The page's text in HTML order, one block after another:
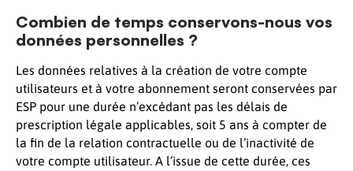
Combien de temps conservons-nous vos
données personnelles ?
Les données relatives à la création de votre compte
utilisateurs et à votre abonnement seront conservées par
ESP pour une durée n’excédant pas les délais de
prescription légale applicables, soit 5 ans à compter de
la fin de la relation contractuelle ou de l’inactivité de
votre compte utilisateur. A l’issue de cette durée, ces